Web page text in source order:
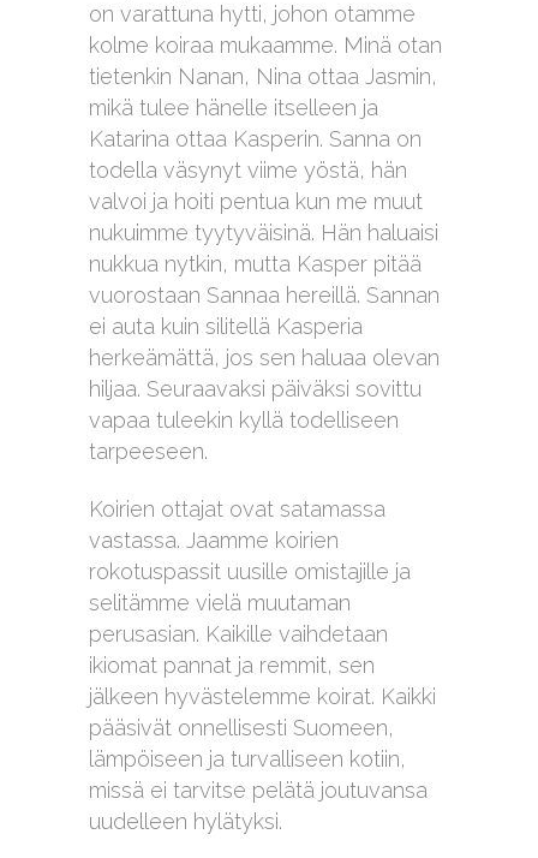
on varattuna hytti, johon otamme
kolme koiraa mukaamme. Minä otan
tietenkin Nanan, Nina ottaa Jasmin,
mikä tulee hänelle itselleen ja
Katarina ottaa Kasperin. Sanna on
todella väsynyt viime yöstä, hän
valvoi ja hoiti pentua kun me muut
nukuimme tyytyväisinä. Hän haluaisi
nukkua nytkin, mutta Kasper pitää
vuorostaan Sannaa hereillä. Sannan
ei auta kuin silitellä Kasperia
herkeämättä, jos sen haluaa olevan
hiljaa. Seuraavaksi päiväksi sovittu
vapaa tuleekin kyllä todelliseen
tarpeeseen.
Koirien ottajat ovat satamassa
vastassa. Jaamme koirien
rokotuspassit uusille omistajille ja
selitämme vielä muutaman
perusasian. Kaikille vaihdetaan
ikiomat pannat ja remmit, sen
jälkeen hyvästelemme koirat. Kaikki
pääsivät onnellisesti Suomeen,
lämpöiseen ja turvalliseen kotiin,
missä ei tarvitse pelätä joutuvansa
uudelleen hylätyksi.